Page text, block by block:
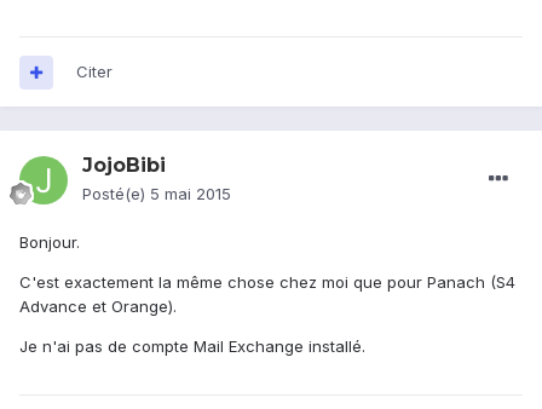
Citer
JojoBibi
Posté(e) 5 mai 2015
Bonjour.
C'est exactement la même chose chez moi que pour Panach (S4
Advance et Orange).
Je n'ai pas de compte Mail Exchange installé.